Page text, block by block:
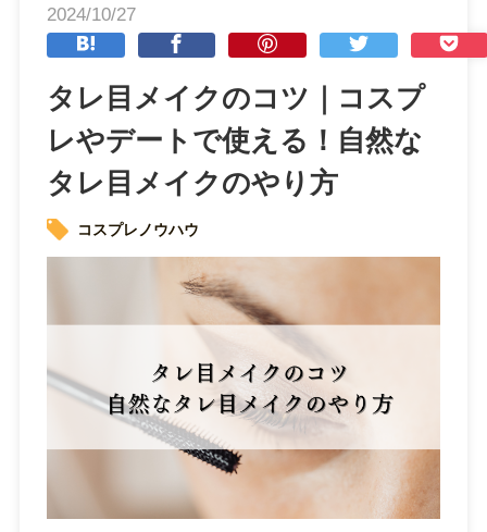
2024/10/27
タレ目メイクのコツ｜コスプ
レやデートで使える！自然な
タレ目メイクのやり方
コスプレノウハウ